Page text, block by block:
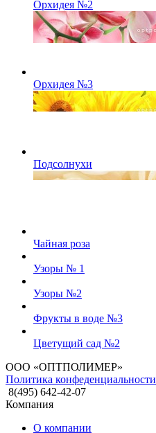
Орхидея №2
Орхидея №3
Подсолнухи
Чайная роза
Узоры № 1
Узоры №2
Фрукты в воде №3
Цветущий сад №2
ООО «ОПТПОЛИМЕР»
Политика конфеденциальности
8(495) 642-42-07
Компания
О компании